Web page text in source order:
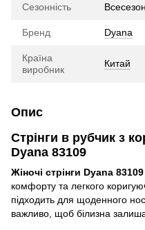
Сезонність Всесезон
Бренд Dyana
Країна
виробник
Китай
Опис
Стрінги в рубчик з
Dyana 83109
Жіночі стрінги Dyana 83109
комфорту та легкого
підходить для щоденного
важливо, щоб білизна